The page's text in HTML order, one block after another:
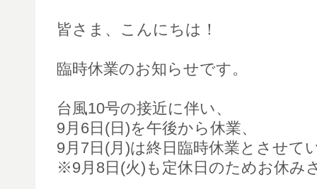
皆さま、こんにちは！
臨時休業のお知らせです。
台風10号の接近に伴い、
9月6日(日)を午後から休業、
9月7日(月)は終日臨時休業とさせて
※9月8日(火)も定休日のためお休み